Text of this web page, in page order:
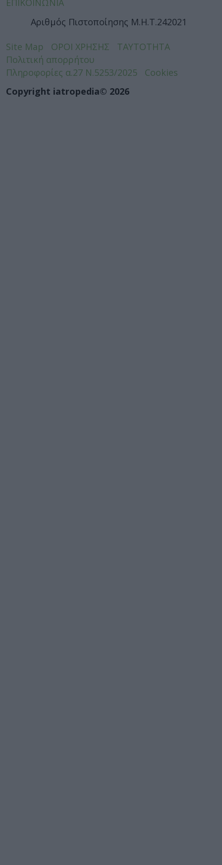
ΕΠΙΚΟΙΝΩΝΙΑ
Αριθμός Πιστοποίησης Μ.Η.Τ.242021
Site Map ΟΡΟΙ ΧΡΗΣΗΣ
ΤΑΥΤΟΤΗΤΑ
Πολιτική απορρήτου
Πληροφορίες α.27 Ν.5253/2025
Cookies
Copyright iatropedia© 2026